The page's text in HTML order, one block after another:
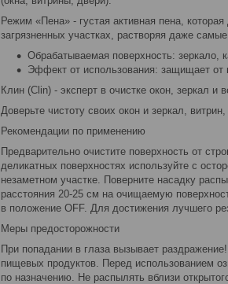
Режим «Пена» - густая активная пена,
загрязненных участках, растворяя даже
Обрабатываемая поверхность:
Эффект от использования: защищает от
Клин (Clin) - эксперт в очистке окон, зеркал и
Доверьте чистоту своих окон и зеркал,
Рекомендации по применению
Предварительно очистите поверхность от
деликатных поверхностях используйте с
незаметном участке. Поверните насадку
расстояния 20-25 см на очищаемую
в положение OFF. Для достижения лучшего
Меры предосторожности
При попадании в глаза вызывает
пищевых продуктов. Перед использованием
по назначению. Не распылять вблизи